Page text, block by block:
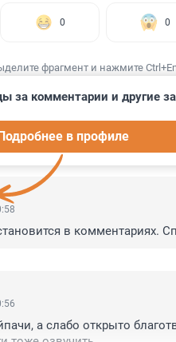
0 0
фрагмент и нажмите
37
за комментарии и другие
в профиле
в комментариях.
а слабо открыто